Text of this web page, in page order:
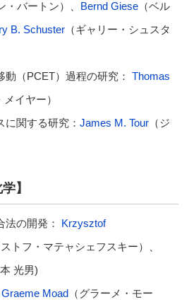
・バートン）、 Bernd Giese（ベル
B. Schuster（ギャリー・シュスタ
動（PCET）過程の研究： Thomas
イヤー）
関する研究： James M. Tour（ジ
】
法の開発： Krzysztof
トフ・マテャシェフスキー）、
光男)
Graeme Moad（グラーメ・モー